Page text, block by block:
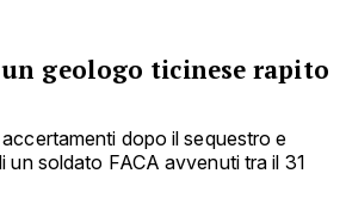
geologo ticinese rapito
dopo il sequestro e
soldato FACA avvenuti tra il 31